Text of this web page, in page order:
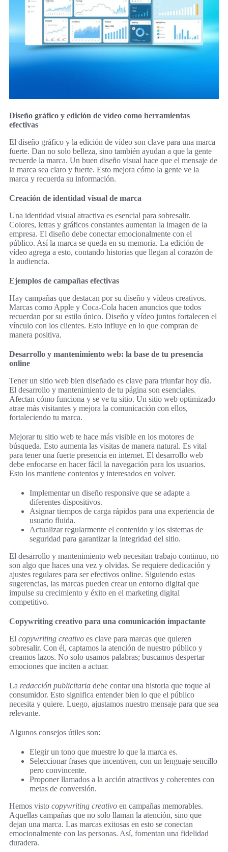
Diseño gráfico y edición de vídeo como herramientas
efectivas
El diseño gráfico y la edición de vídeo son clave para una marca
fuerte. Dan no solo belleza, sino también ayudan a que la gente
recuerde la marca. Un buen diseño visual hace que el mensaje de
la marca sea claro y fuerte. Esto mejora cómo la gente ve la
marca y recuerda su información.
Creación de identidad visual de marca
Una identidad visual atractiva es esencial para sobresalir.
Colores, letras y gráficos constantes aumentan la imagen de la
empresa. El diseño debe conectar emocionalmente con el
público. Así la marca se queda en su memoria. La edición de
vídeo agrega a esto, contando historias que llegan al corazón de
la audiencia.
Ejemplos de campañas efectivas
Hay campañas que destacan por su diseño y vídeos creativos.
Marcas como Apple y Coca-Cola hacen anuncios que todos
recuerdan por su estilo único. Diseño y vídeo juntos fortalecen el
vínculo con los clientes. Esto influye en lo que compran de
manera positiva.
Desarrollo y mantenimiento web: la base de tu presencia
online
Tener un sitio web bien diseñado es clave para triunfar hoy día.
El desarrollo y mantenimiento de tu página son esenciales.
Afectan cómo funciona y se ve tu sitio. Un sitio web optimizado
atrae más visitantes y mejora la comunicación con ellos,
fortaleciendo tu marca.
Mejorar tu sitio web te hace más visible en los motores de
búsqueda. Esto aumenta las visitas de manera natural. Es vital
para tener una fuerte presencia en internet. El desarrollo web
debe enfocarse en hacer fácil la navegación para los usuarios.
Esto los mantiene contentos y interesados en volver.
Implementar un diseño responsive que se adapte a
diferentes dispositivos.
Asignar tiempos de carga rápidos para una experiencia de
usuario fluida.
Actualizar regularmente el contenido y los sistemas de
seguridad para garantizar la integridad del sitio.
El desarrollo y mantenimiento web necesitan trabajo continuo, no
son algo que haces una vez y olvidas. Se requiere dedicación y
ajustes regulares para ser efectivos online. Siguiendo estas
sugerencias, las marcas pueden crear un entorno digital que
impulse su crecimiento y éxito en el marketing digital
competitivo.
Copywriting creativo para una comunicación impactante
El copywriting creativo es clave para marcas que quieren
sobresalir. Con él, captamos la atención de nuestro público y
creamos lazos. No solo usamos palabras; buscamos despertar
emociones que inciten a actuar.
La redacción publicitaria debe contar una historia que toque al
consumidor. Esto significa entender bien lo que el público
necesita y quiere. Luego, ajustamos nuestro mensaje para que sea
relevante.
Algunos consejos útiles son:
Elegir un tono que muestre lo que la marca es.
Seleccionar frases que incentiven, con un lenguaje sencillo
pero convincente.
Proponer llamados a la acción atractivos y coherentes con
metas de conversión.
Hemos visto copywriting creativo en campañas memorables.
Aquellas campañas que no solo llaman la atención, sino que
dejan una marca. Las marcas exitosas en esto se conectan
emocionalmente con las personas. Así, fomentan una fidelidad
duradera.